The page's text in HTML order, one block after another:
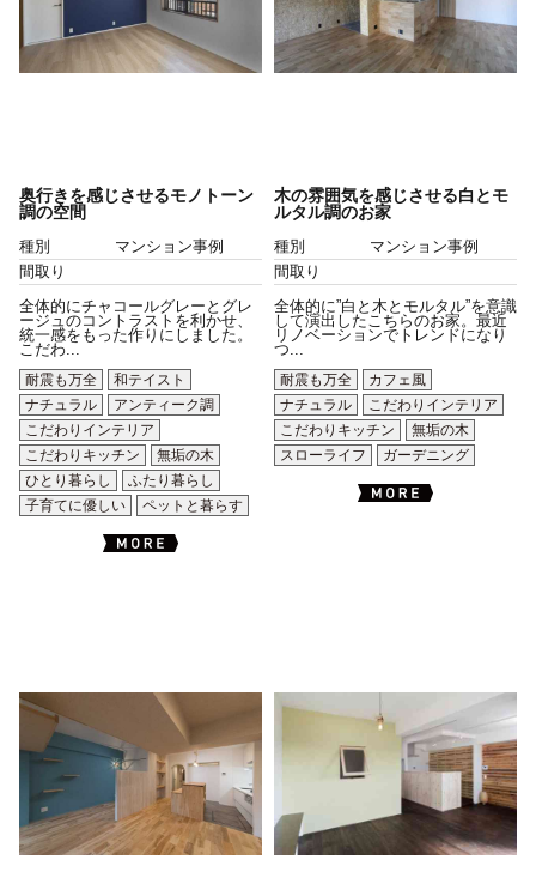
奥行きを感じさせるモノトーン
調の空間
種別
マンション事例
間取り
全体的にチャコールグレーとグレ
ージュのコントラストを利かせ、
統一感をもった作りにしました。
こだわ...
耐震も万全
和テイスト
ナチュラル
アンティーク調
こだわりインテリア
こだわりキッチン
無垢の木
ひとり暮らし
ふたり暮らし
子育てに優しい
ペットと暮らす
木の雰囲気を感じさせる白とモ
ルタル調のお家
種別
マンション事例
間取り
全体的に”白と木とモルタル”を意識
して演出したこちらのお家。最近
リノベーションでトレンドになり
つ...
耐震も万全
カフェ風
ナチュラル
こだわりインテリア
こだわりキッチン
無垢の木
スローライフ
ガーデニング